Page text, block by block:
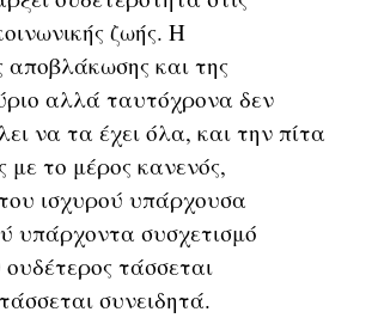
ζωής. Η
αποβλάκωσης και της
αλλά ταυτόχρονα δεν
να τα έχει όλα, και την πίτα
το μέρος κανενός,
ισχυρού υπάρχουσα
υπάρχοντα συσχετισμό
τάσσεται
συνειδητά.